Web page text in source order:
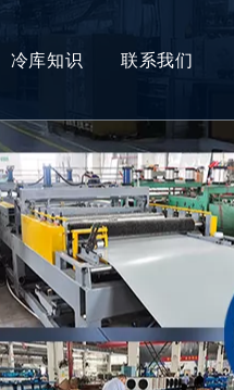
冷库知识 联系我们